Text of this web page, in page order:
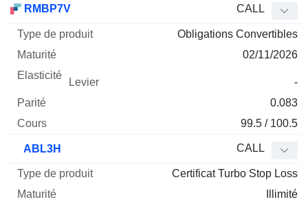
RMBP7V CALL
Obligations Convertibles
02/11/2026
-
0.083
99.5 / 100.5
ABL3H CALL
Certificat Turbo Stop Loss
Illimité